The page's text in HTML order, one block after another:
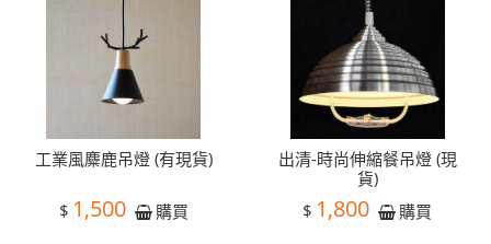
工業風麋鹿吊燈 (有現貨)
$ 1,500 購買
出清-時尚伸縮餐吊燈 (現
貨)
$ 1,800 購買